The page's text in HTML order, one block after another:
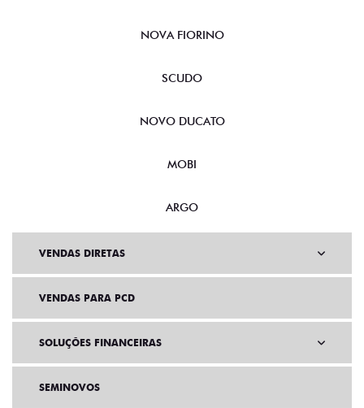
NOVA FIORINO
SCUDO
NOVO DUCATO
MOBI
ARGO
VENDAS DIRETAS
VENDAS PARA PCD
SOLUÇÕES FINANCEIRAS
SEMINOVOS